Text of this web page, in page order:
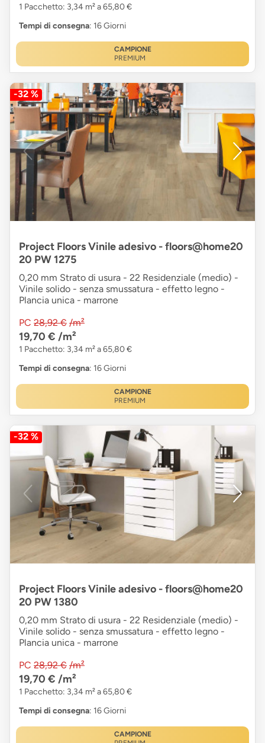
1 Pacchetto: 3,34 m² a 65,80 €
Tempi di consegna: 16 Giorni
CAMPIONE
PREMIUM
-32 %
Project Floors Vinile adesivo - floors@home20
20 PW 1275
0,20 mm Strato di usura - 22 Residenziale (medio) -
Vinile solido - senza smussatura - effetto legno -
Plancia unica - marrone
PC 28,92 € /m²
19,70 € /m²
1 Pacchetto: 3,34 m² a 65,80 €
Tempi di consegna: 16 Giorni
CAMPIONE
PREMIUM
-32 %
Project Floors Vinile adesivo - floors@home20
20 PW 1380
0,20 mm Strato di usura - 22 Residenziale (medio) -
Vinile solido - senza smussatura - effetto legno -
Plancia unica - marrone
PC 28,92 € /m²
19,70 € /m²
1 Pacchetto: 3,34 m² a 65,80 €
Tempi di consegna: 16 Giorni
CAMPIONE